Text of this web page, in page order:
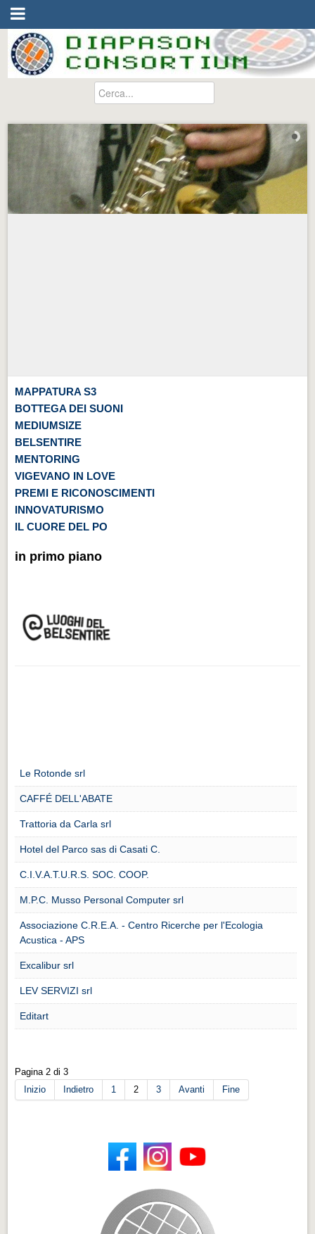
MAPPATURA S3
BOTTEGA DEI SUONI
MEDIUMSIZE
BELSENTIRE
MENTORING
VIGEVANO IN LOVE
PREMI E RICONOSCIMENTI
INNOVATURISMO
IL CUORE DEL PO
in primo piano
Le Rotonde srl
CAFFÉ DELL'ABATE
Trattoria da Carla srl
Hotel del Parco sas di Casati C.
C.I.V.A.T.U.R.S. SOC. COOP.
M.P.C. Musso Personal Computer srl
Associazione C.R.E.A. - Centro Ricerche per l'Ecologia
Acustica - APS
Excalibur srl
LEV SERVIZI srl
Editart
Pagina 2 di 3
Inizio
Indietro 1 2 3 Avanti Fine